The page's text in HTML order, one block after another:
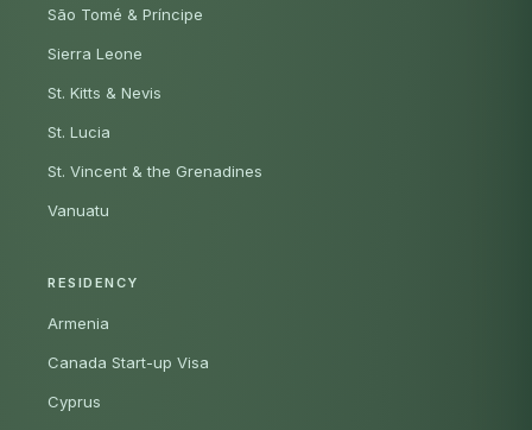
São Tomé & Príncipe
Sierra Leone
St. Kitts & Nevis
St. Lucia
St. Vincent & the Grenadines
Vanuatu
RESIDENCY
Armenia
Canada Start-up Visa
Cyprus